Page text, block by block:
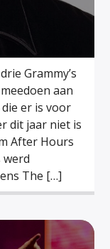
Grammy’s
aan
er is voor
dit jaar niet is
After Hours
The […]